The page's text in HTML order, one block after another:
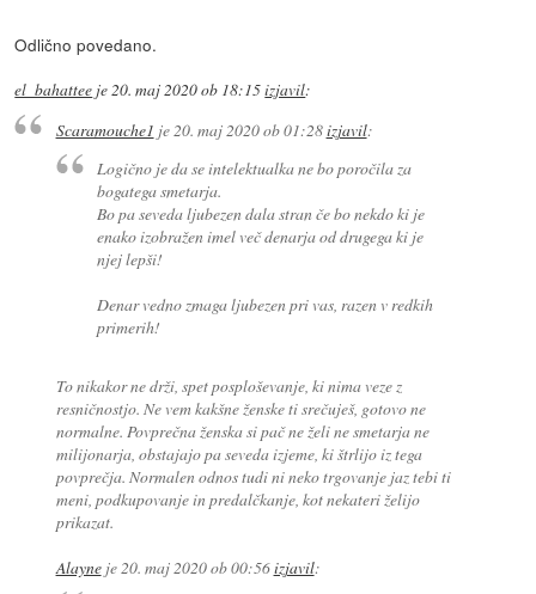
Odlično povedano.
el_bahattee je20. maj 2020 ob 18:15izjavil:
Scaramouche1 je 20. maj 2020 ob 01:28izjavil:
Logično je da se intelektualka ne bo poročila za
bogatega smetarja.
Bo pa seveda ljubezen dala stran če bo nekdo ki je
enako izobražen imel več denarja od drugega ki je
njej lepši!
Denar vedno zmaga ljubezen pri vas, razen v redkih
primerih!
To nikakor ne drži, spet posploševanje, ki nima veze z
resničnostjo. Ne vem kakšne ženske ti srečuješ, gotovo ne
normalne. Povprečna ženska si pač ne želi ne smetarja ne
milijonarja, obstajajo pa seveda izjeme, ki štrlijo iz tega
povprečja. Normalen odnos tudi ni neko trgovanje jaz tebi ti
meni, podkupovanje in predalčkanje, kot nekateri želijo
prikazat.
Alayneje20. maj 2020 ob 00:56izjavil: